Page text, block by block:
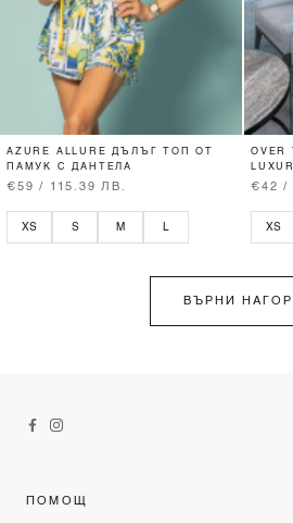
AZURE ALLURE ДЪЛЪГ ТОП ОТ
ПАМУК С ДАНТЕЛА
€59 / 115.39 ЛВ.
XS S M
OVER
€42 /
XS
ВЪРНИ
ПОМОЩ